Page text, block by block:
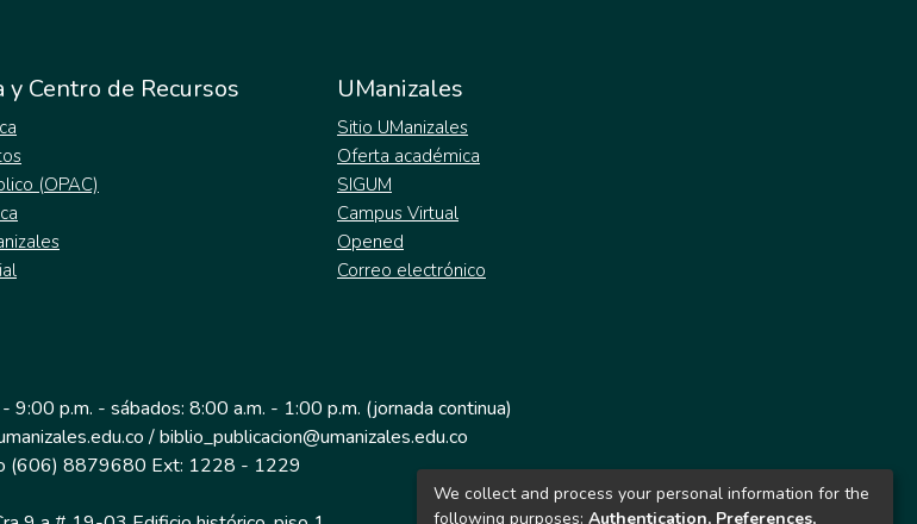
y Centro de Recursos
(OPAC)
UManizales
Sitio UManizales
Oferta académica
SIGUM
Campus Virtual
Opened
Correo electrónico
9:00 p.m. - sábados: 8:00 a.m. - 1:00 p.m. (jornada continua)
/ biblio_publicacion@umanizales.edu.co
(606) 8879680 Ext: 1228 - 1229
We collect and process your personal information for the
following purposes: Authentication, Preferences,